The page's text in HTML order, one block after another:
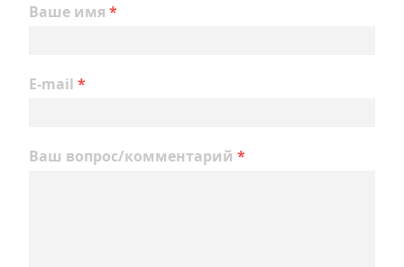
Ваше имя *
E-mail *
Ваш вопрос/комментарий *